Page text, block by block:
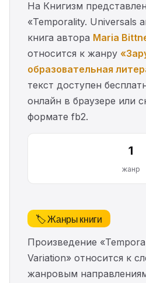
На Книгизм
«Temporality. Universals
книга автора Maria
относится к жанру
образовательная
текст доступен
онлайн в браузере или
формате fb2.
1
жанр
🏷️ Жанры книги
Произведение
Variation» относится к
жанровым